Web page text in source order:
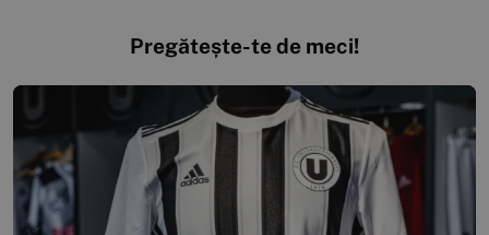
Pregătește-te de meci!